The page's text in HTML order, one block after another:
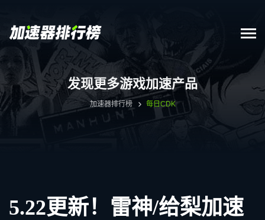
发现更多游戏加速产品
加速器排行榜 每日CDK
5.22更新！雷神/给梨加速